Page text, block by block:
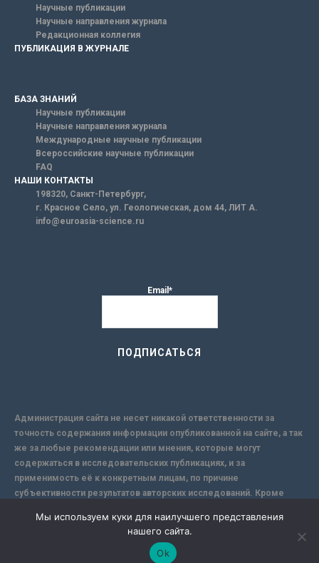
Научные публикации
Научные направления журнала
Редакционная коллегия
ПУБЛИКАЦИЯ В ЖУРНАЛЕ
БАЗА ЗНАНИЙ
Научные публикации
Научные направления журнала
Международные научные публикации
Всероссийские научные публикации
FAQ
НАШИ КОНТАКТЫ
198320, Санкт-Петербург,
г. Красное Село, ул. Геологическая, дом 44, ЛИТ А.
info@euroasia-science.ru
Email*
Администрация сайта не несет никакой ответственности за
точность содержания информации опубликованной на сайте, а так
же за любые рекомендации или мнения, которые могут
содержаться в исследовательских публикациях, и за
применимость её к конкретным лицам, по причине
субъективности результатов авторских исследований. Кроме
надежной защиты информации, Сайт не несет ответственности за
Мы используем куки для наилучшего представления
нашего сайта.
Ok